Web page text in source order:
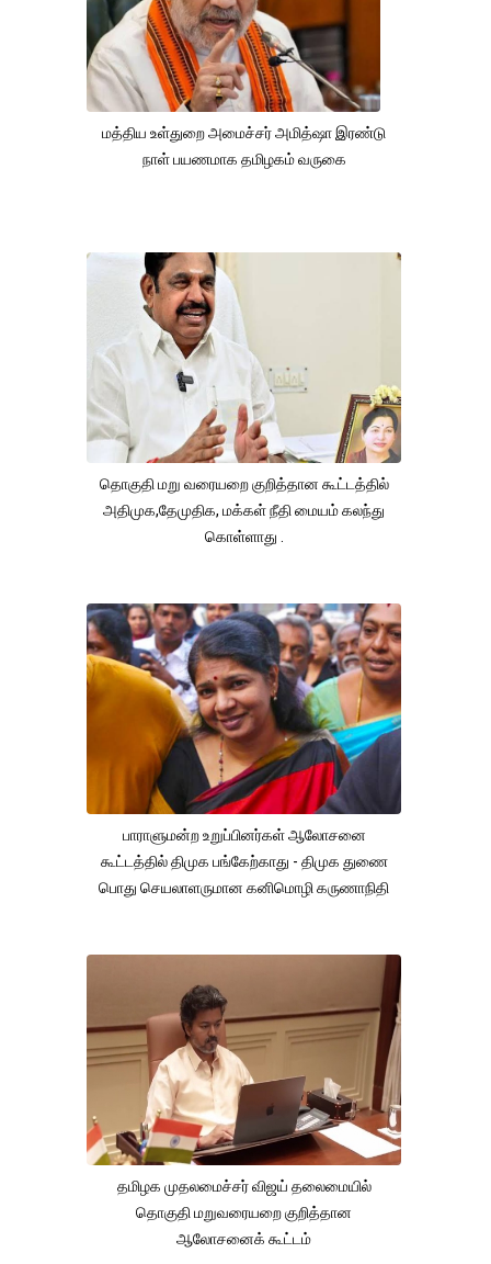
மத்திய உள்துறை அமைச்சர் அமித்ஷா இரண்டு
நாள் பயணமாக தமிழகம் வருகை
தொகுதி மறு வரையறை குறித்தான கூட்டத்தில்
அதிமுக,தேமுதிக, மக்கள் நீதி மையம் கலந்து
கொள்ளாது .
பாராளுமன்ற உறுப்பினர்கள் ஆலோசனை
கூட்டத்தில் திமுக பங்கேற்காது - திமுக துணை
பொது செயலாளருமான கனிமொழி கருணாநிதி
தமிழக முதலமைச்சர் விஜய் தலைமையில்
தொகுதி மறுவரையறை குறித்தான
ஆலோசனைக் கூட்டம்